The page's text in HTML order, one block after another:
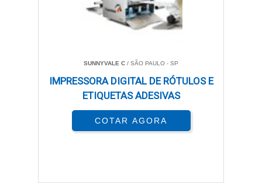
SUNNYVALE C / SÃO PAULO - SP
IMPRESSORA DIGITAL DE RÓTULOS E
ETIQUETAS ADESIVAS
COTAR AGORA